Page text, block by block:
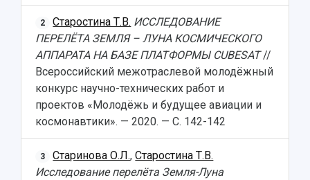
2 Старостина Т.В. ИССЛЕДОВАНИЕ
ПЕРЕЛЁТА ЗЕМЛЯ – ЛУНА КОСМИЧЕСКОГО
АППАРАТА НА БАЗЕ ПЛАТФОРМЫ CUBESAT//
Всероссийский межотраслевой молодёжный
конкурс научно-технических работ и
проектов «Молодёжь и будущее авиации и
космонавтики». — 2020. — С. 142-142
3 Старинова О.Л.,Старостина Т.В.
Исследование перелёта Земля-Луна